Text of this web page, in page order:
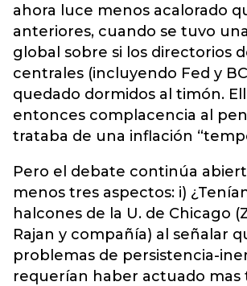
ahora luce menos acalorado
anteriores, cuando se tuvo
global sobre si los directorios
centrales (incluyendo Fed y
quedado dormidos al timón.
entonces complacencia al
trataba de una inflación
Pero el debate continúa
menos tres aspectos: i)
halcones de la U. de Chicago
Rajan y compañía) al señalar
problemas de persistencia-
requerían haber actuado mas